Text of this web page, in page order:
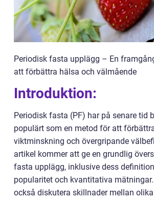
Periodisk fasta upplägg – En
att förbättra hälsa och välmående
Introduktion:
Periodisk fasta (PF) har på senare tid
populärt som en metod för att
viktminskning och övergripande
artikel kommer att ge en grundlig
fasta upplägg, inklusive dess
popularitet och kvantitativa
också diskutera skillnader mellan